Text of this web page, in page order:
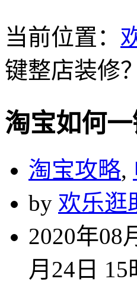
当前位置：
键整店装修？
淘宝如何
淘宝攻略,
by 欢乐逛
2020年08
月24日 15